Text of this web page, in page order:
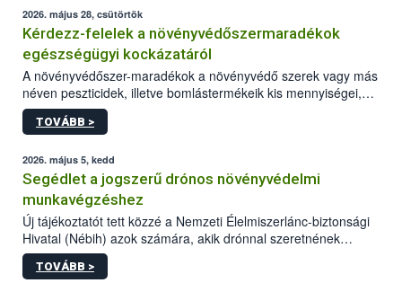
2026. május 28, csütörtök
Kérdezz-felelek a növényvédőszermaradékok
egészségügyi kockázatáról
A növényvédőszer-maradékok a növényvédő szerek vagy más
néven peszticidek, illetve bomlástermékeik kis mennyiségei,
melyek a terményekben vagy azok felületén a betakarítást,
szüretelést, illetve tárolást követően is megmaradhatnak. Az
mennyiségének esetenként a kezelt terményeken is jelen kell
lennie. Nem minden élelmiszer tartalmaz szermaradékot.
Azokban az élelmiszerekben is, melyekben kimutathatóak,
általában csak nagyon kis mennyiségben vannak jelen, így nem
jelenthetnek kockázatot a fogyasztó egészségére nézve.
TOVÁBB >
2026. május 5, kedd
Segédlet a jogszerű drónos növényvédelmi
munkavégzéshez
Új tájékoztatót tett közzé a Nemzeti Élelmiszerlánc-biztonsági
Hivatal (Nébih) azok számára, akik drónnal szeretnének
növényvédelmi vagy tápanyag-gazdálkodási tevékenységet
végezni Magyarországon. Az összefoglaló részletesen
TOVÁBB >